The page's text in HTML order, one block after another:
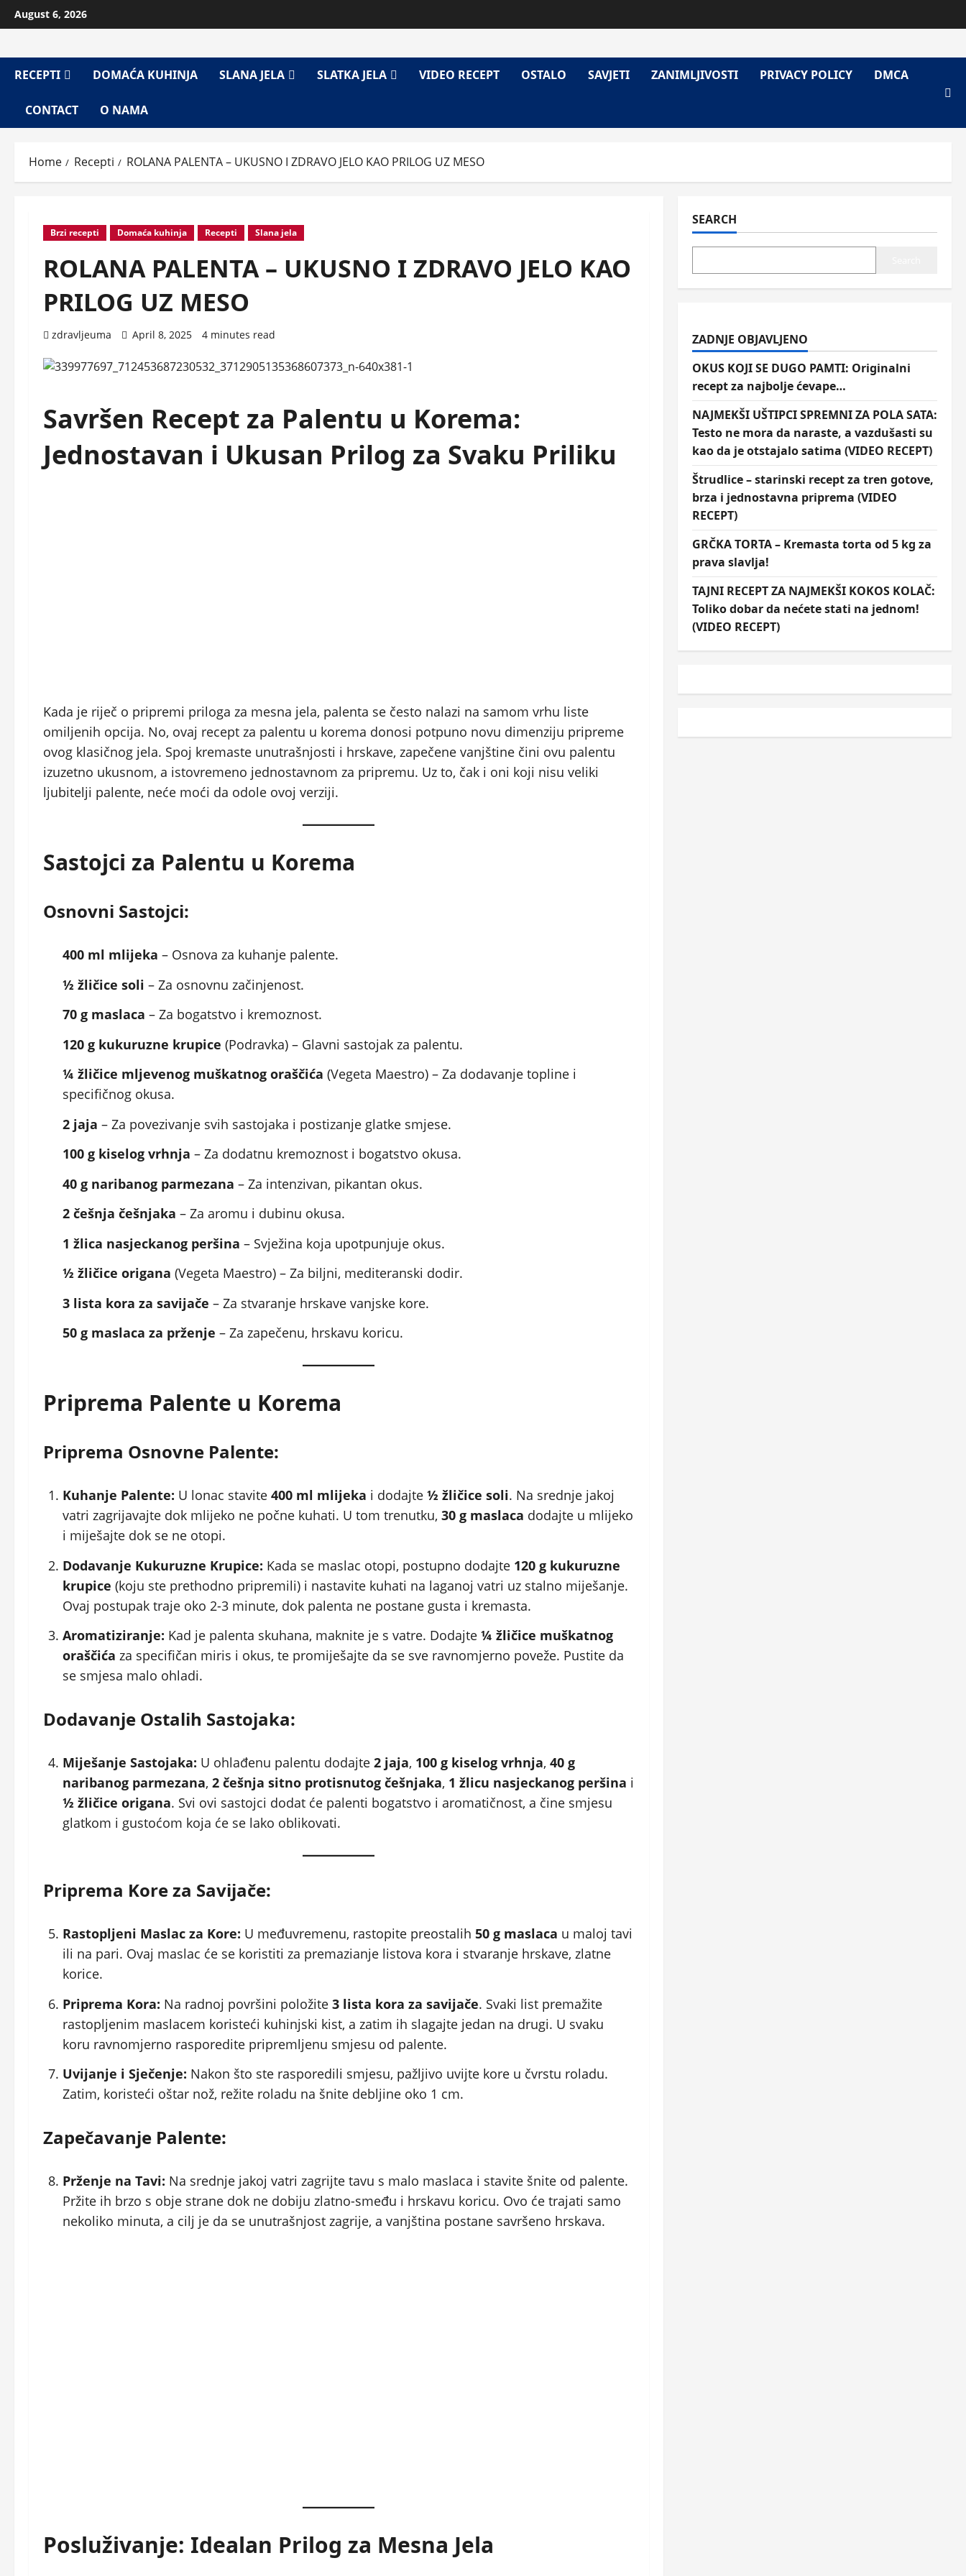
Skip
to
August 6, 2026
RECEPTI DOMAĆA KUHINJA SLANA JELA SLATKA JELA VIDEO RECEPT OSTALO SAVJETI ZANIMLJIVOSTI PRIVACY POLICY DMCA
CONTACT O NAMA
Home Recepti ROLANA PALENTA – UKUSNO I ZDRAVO JELO KAO PRILOG UZ MESO
Brzi recepti Domaća kuhinja Recepti Slana jela
ROLANA PALENTA – UKUSNO I ZDRAVO JELO KAO
PRILOG UZ MESO
zdravljeuma April 8, 2025 4 minutes read
Savršen Recept za Palentu u Korema:
Jednostavan i Ukusan Prilog za Svaku Priliku
Kada je riječ o pripremi priloga za mesna jela, palenta se često nalazi na samom vrhu liste
omiljenih opcija. No, ovaj recept za palentu u korema donosi potpuno novu dimenziju pripreme
ovog klasičnog jela. Spoj kremaste unutrašnjosti i hrskave, zapečene vanjštine čini ovu palentu
izuzetno ukusnom, a istovremeno jednostavnom za pripremu. Uz to, čak i oni koji nisu veliki
ljubitelji palente, neće moći da odole ovoj verziji.
Sastojci za Palentu u Korema
Osnovni Sastojci:
400 ml mlijeka – Osnova za kuhanje palente.
½ žličice soli – Za osnovnu začinjenost.
70 g maslaca – Za bogatstvo i kremoznost.
120 g kukuruzne krupice (Podravka) – Glavni sastojak za palentu.
¼ žličice mljevenog muškatnog oraščića (Vegeta Maestro) – Za dodavanje topline i
specifičnog okusa.
2 jaja – Za povezivanje svih sastojaka i postizanje glatke smjese.
100 g kiselog vrhnja – Za dodatnu kremoznost i bogatstvo okusa.
40 g naribanog parmezana – Za intenzivan, pikantan okus.
2 češnja češnjaka – Za aromu i dubinu okusa.
1 žlica nasjeckanog peršina – Svježina koja upotpunjuje okus.
½ žličice origana (Vegeta Maestro) – Za biljni, mediteranski dodir.
3 lista kora za savijače – Za stvaranje hrskave vanjske kore.
50 g maslaca za prženje – Za zapečenu, hrskavu koricu.
Priprema Palente u Korema
Priprema Osnovne Palente:
Kuhanje Palente: U lonac stavite 400 ml mlijeka i dodajte ½ žličice soli. Na srednje jakoj
vatri zagrijavajte dok mlijeko ne počne kuhati. U tom trenutku, 30 g maslaca dodajte u mlijeko
i miješajte dok se ne otopi.
Dodavanje Kukuruzne Krupice: Kada se maslac otopi, postupno dodajte 120 g kukuruzne
krupice (koju ste prethodno pripremili) i nastavite kuhati na laganoj vatri uz stalno miješanje.
Ovaj postupak traje oko 2-3 minute, dok palenta ne postane gusta i kremasta.
Aromatiziranje: Kad je palenta skuhana, maknite je s vatre. Dodajte ¼ žličice muškatnog
oraščića za specifičan miris i okus, te promiješajte da se sve ravnomjerno poveže. Pustite da
se smjesa malo ohladi.
Dodavanje Ostalih Sastojaka:
Miješanje Sastojaka: U ohlađenu palentu dodajte 2 jaja, 100 g kiselog vrhnja, 40 g
naribanog parmezana, 2 češnja sitno protisnutog češnjaka, 1 žlicu nasjeckanog peršina i
½ žličice origana. Svi ovi sastojci dodat će palenti bogatstvo i aromatičnost, a čine smjesu
glatkom i gustoćom koja će se lako oblikovati.
Priprema Kore za Savijače:
Rastopljeni Maslac za Kore: U međuvremenu, rastopite preostalih 50 g maslaca u maloj tavi
ili na pari. Ovaj maslac će se koristiti za premazianje listova kora i stvaranje hrskave, zlatne
korice.
Priprema Kora: Na radnoj površini položite 3 lista kora za savijače. Svaki list premažite
rastopljenim maslacem koristeći kuhinjski kist, a zatim ih slagajte jedan na drugi. U svaku
koru ravnomjerno rasporedite pripremljenu smjesu od palente.
Uvijanje i Sječenje: Nakon što ste rasporedili smjesu, pažljivo uvijte kore u čvrstu roladu.
Zatim, koristeći oštar nož, režite roladu na šnite debljine oko 1 cm.
Zapečavanje Palente:
Prženje na Tavi: Na srednje jakoj vatri zagrijte tavu s malo maslaca i stavite šnite od palente.
Pržite ih brzo s obje strane dok ne dobiju zlatno-smeđu i hrskavu koricu. Ovo će trajati samo
nekoliko minuta, a cilj je da se unutrašnjost zagrije, a vanjština postane savršeno hrskava.
Posluživanje: Idealan Prilog za Mesna Jela
SEARCH
ZADNJE OBJAVLJENO
OKUS KOJI SE DUGO PAMTI: Originalni
recept za najbolje ćevape…
NAJMEKŠI UŠTIPCI SPREMNI ZA POLA SATA:
Testo ne mora da naraste, a vazdušasti su
kao da je otstajalo satima (VIDEO RECEPT)
Štrudlice – starinski recept za tren gotove,
brza i jednostavna priprema (VIDEO
RECEPT)
GRČKA TORTA – Kremasta torta od 5 kg za
prava slavlja!
TAJNI RECEPT ZA NAJMEKŠI KOKOS KOLAČ:
Toliko dobar da nećete stati na jednom!
(VIDEO RECEPT)